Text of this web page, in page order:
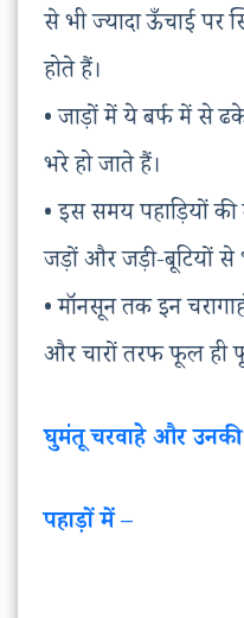
से भी ज्यादा ऊँचाई पर
होते हैं।
• जाड़ों में ये बर्फ में से
भरे हो जाते हैं।
• इस समय पहाड़ियों
जड़ों और जड़ी-बूटियों से
• मॉनसून तक इन
और चारों तरफ फूल ही
घुमंतू चरवाहे और
पहाड़ों में –